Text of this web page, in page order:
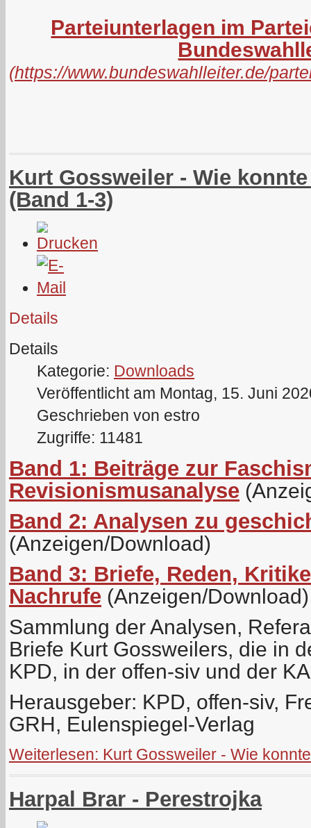
Parteiunterlagen im
(https://www.bundeswahlleiter.de/
Kurt Gossweiler - Wie
(Band 1-3)
Details
Details
Kategorie: Downloads
Veröffentlicht am Montag, 15. Juni
Geschrieben von estro
Zugriffe: 11481
Band 1: Beiträge zur
Revisionismusanalyse
Band 2: Analysen zu
(Anzeigen/Download)
Band 3: Briefe, Reden,
Nachrufe (Anzeigen/Download)
Sammlung der Analysen,
Briefe Kurt Gossweilers, die in
KPD, in der offen-siv und der
Herausgeber: KPD, offen-siv,
GRH, Eulenspiegel-Verlag
Weiterlesen: Kurt Gossweiler - Wie
Harpal Brar - Perestrojka